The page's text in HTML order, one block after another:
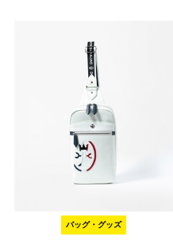
バッグ・グッズ